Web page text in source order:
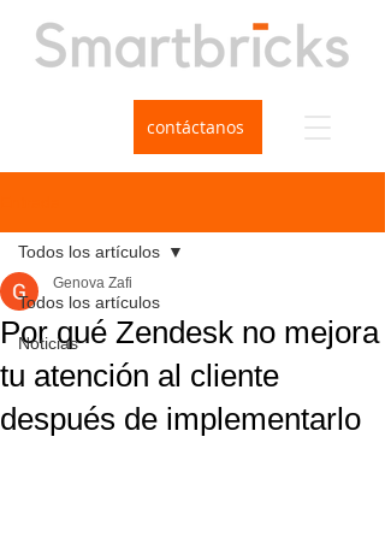
contáctanos
Todos los artículos
Noticias
Todos los artículos
Por qué Zendesk no mejora
tu atención al cliente
después de implementarlo
Genova Zafi